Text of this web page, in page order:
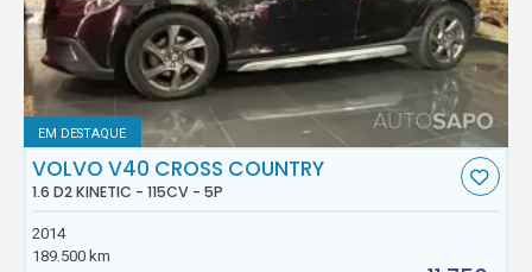
EM DESTAQUE
VOLVO V40 CROSS COUNTRY
1.6 D2 KINETIC - 115CV - 5P
2014
189.500 km